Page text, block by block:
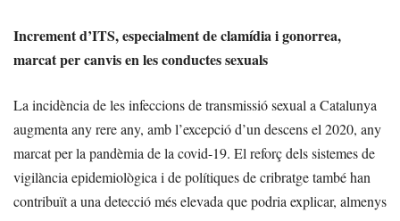
Increment d’ITS, especialment de clamídia i gonorrea,
marcat per canvis en les conductes sexuals
La incidència de les infeccions de transmissió sexual a Catalunya
augmenta any rere any, amb l’excepció d’un descens el 2020, any
marcat per la pandèmia de la covid-19. El reforç dels sistemes de
vigilància epidemiològica i de polítiques de cribratge també han
contribuït a una detecció més elevada que podria explicar, almenys